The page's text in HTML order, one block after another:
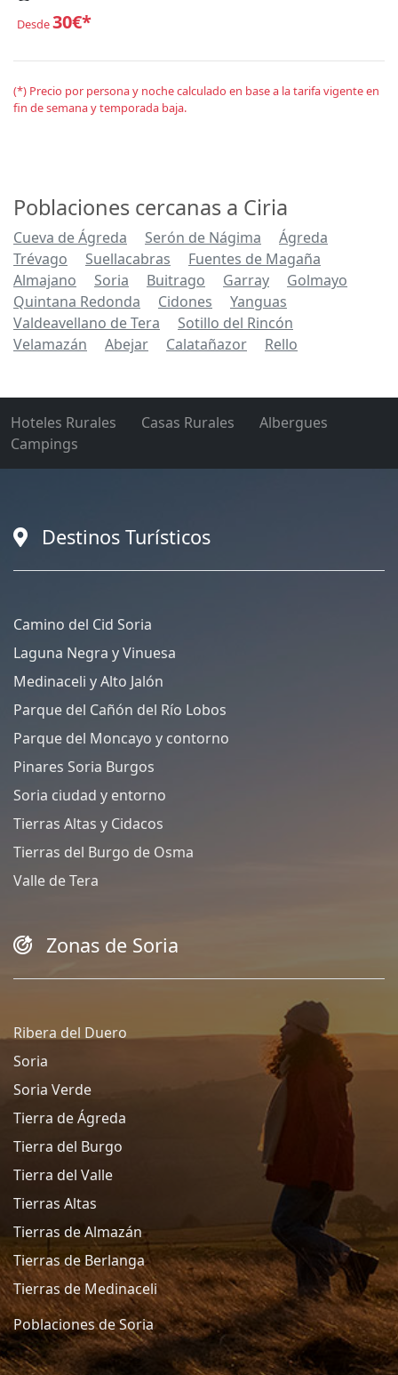
Desde30€*
(*) Precio por persona y noche calculado en base a la tarifa vigente en
fin de semana y temporada baja.
Poblaciones cercanas a Ciria
Cueva de Ágreda Serón de Nágima
Ágreda
Trévago
Suellacabras
Fuentes de Magaña
Almajano
Soria Buitrago Garray
Golmayo
Quintana Redonda
Cidones
Yanguas
Valdeavellano de Tera
Sotillo del Rincón
Velamazán
Abejar Calatañazor Rello
Hoteles Rurales Casas Rurales
Albergues
Campings
Destinos Turísticos
Camino del Cid Soria
Laguna Negra y Vinuesa
Medinaceli y Alto Jalón
Parque del Cañón del Río Lobos
Parque del Moncayo y contorno
Pinares Soria Burgos
Soria ciudad y entorno
Tierras Altas y Cidacos
Tierras del Burgo de Osma
Valle de Tera
Zonas de Soria
Ribera del Duero
Soria
Soria Verde
Tierra de Ágreda
Tierra del Burgo
Tierra del Valle
Tierras Altas
Tierras de Almazán
Tierras de Berlanga
Tierras de Medinaceli
Poblaciones de Soria